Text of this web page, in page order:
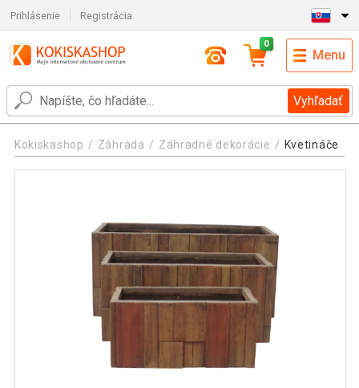
Prihlásenie Registrácia
Vyhľadať
0
Menu
Kokiskashop Záhrada Záhradné dekorácie Kvetináče